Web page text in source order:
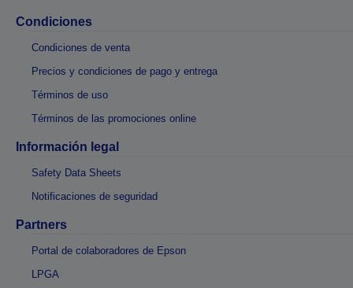
Condiciones
Condiciones de venta
Precios y condiciones de pago y entrega
Términos de uso
Términos de las promociones online
Información legal
Safety Data Sheets
Notificaciones de seguridad
Partners
Portal de colaboradores de Epson
LPGA